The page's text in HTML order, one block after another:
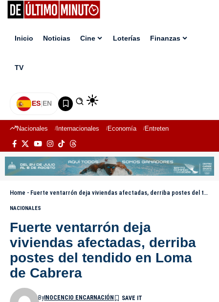
Inicio Noticias Cine Loterías Finanzas
TV
ES|EN
Nacionales Internacionales Economía Entretenimiento
Home - Fuerte ventarrón deja viviendas afectadas, derriba postes del tendido en Loma de Cabrera
NACIONALES
Fuerte ventarrón deja
viviendas afectadas, derriba
postes del tendido en Loma
de Cabrera
ByINOCENCIO ENCARNACIÓN